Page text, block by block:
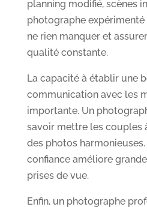
planning modifié, scènes
photographe expérimenté
ne rien manquer et
qualité constante.
La capacité à établir une
communication avec les
importante. Un
savoir mettre les couples
des photos
confiance améliore
prises de vue.
Enfin, un photographe